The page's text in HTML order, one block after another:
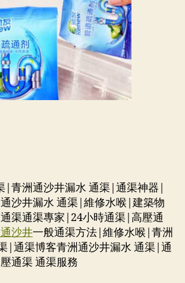
|青洲通沙井漏水 通渠|通渠神器|
沙井漏水 通渠|維修水喉|建築物
渠通渠專家|24小時通渠|高壓通
沙井一般通渠方法|維修水喉|青洲
|通渠博客青洲通沙井漏水 通渠|通
通渠 通渠服務